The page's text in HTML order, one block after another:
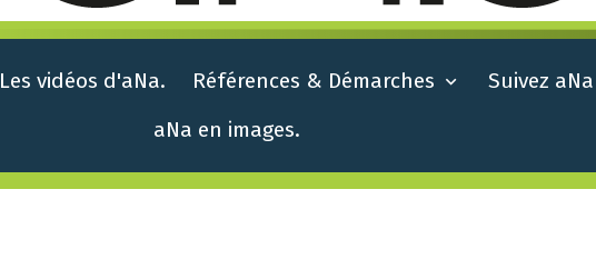
Les vidéos d'aNa. Références & Démarches
Suivez aNa
aNa en images.